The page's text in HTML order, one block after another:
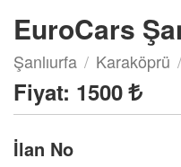
EuroCars
Şanlıurfa Karaköprü
Fiyat: 1500
İlan No